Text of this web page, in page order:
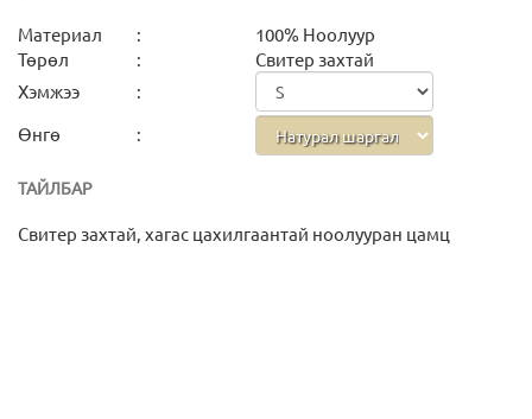
Материал :
100% Ноолуур
Төрөл
:
Свитер захтай
Хэмжээ
:
Өнгө
:
ТАЙЛБАР
Свитер захтай, хагас цахилгаантай ноолууран цамц